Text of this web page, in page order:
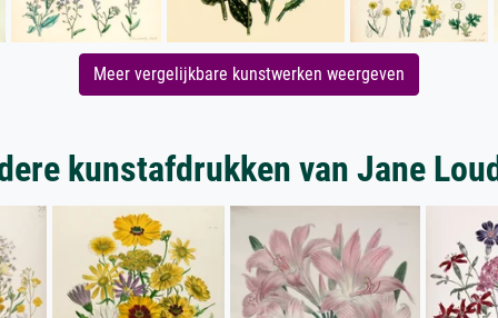
Meer vergelijkbare kunstwerken weergeven
kunstafdrukken van Jane